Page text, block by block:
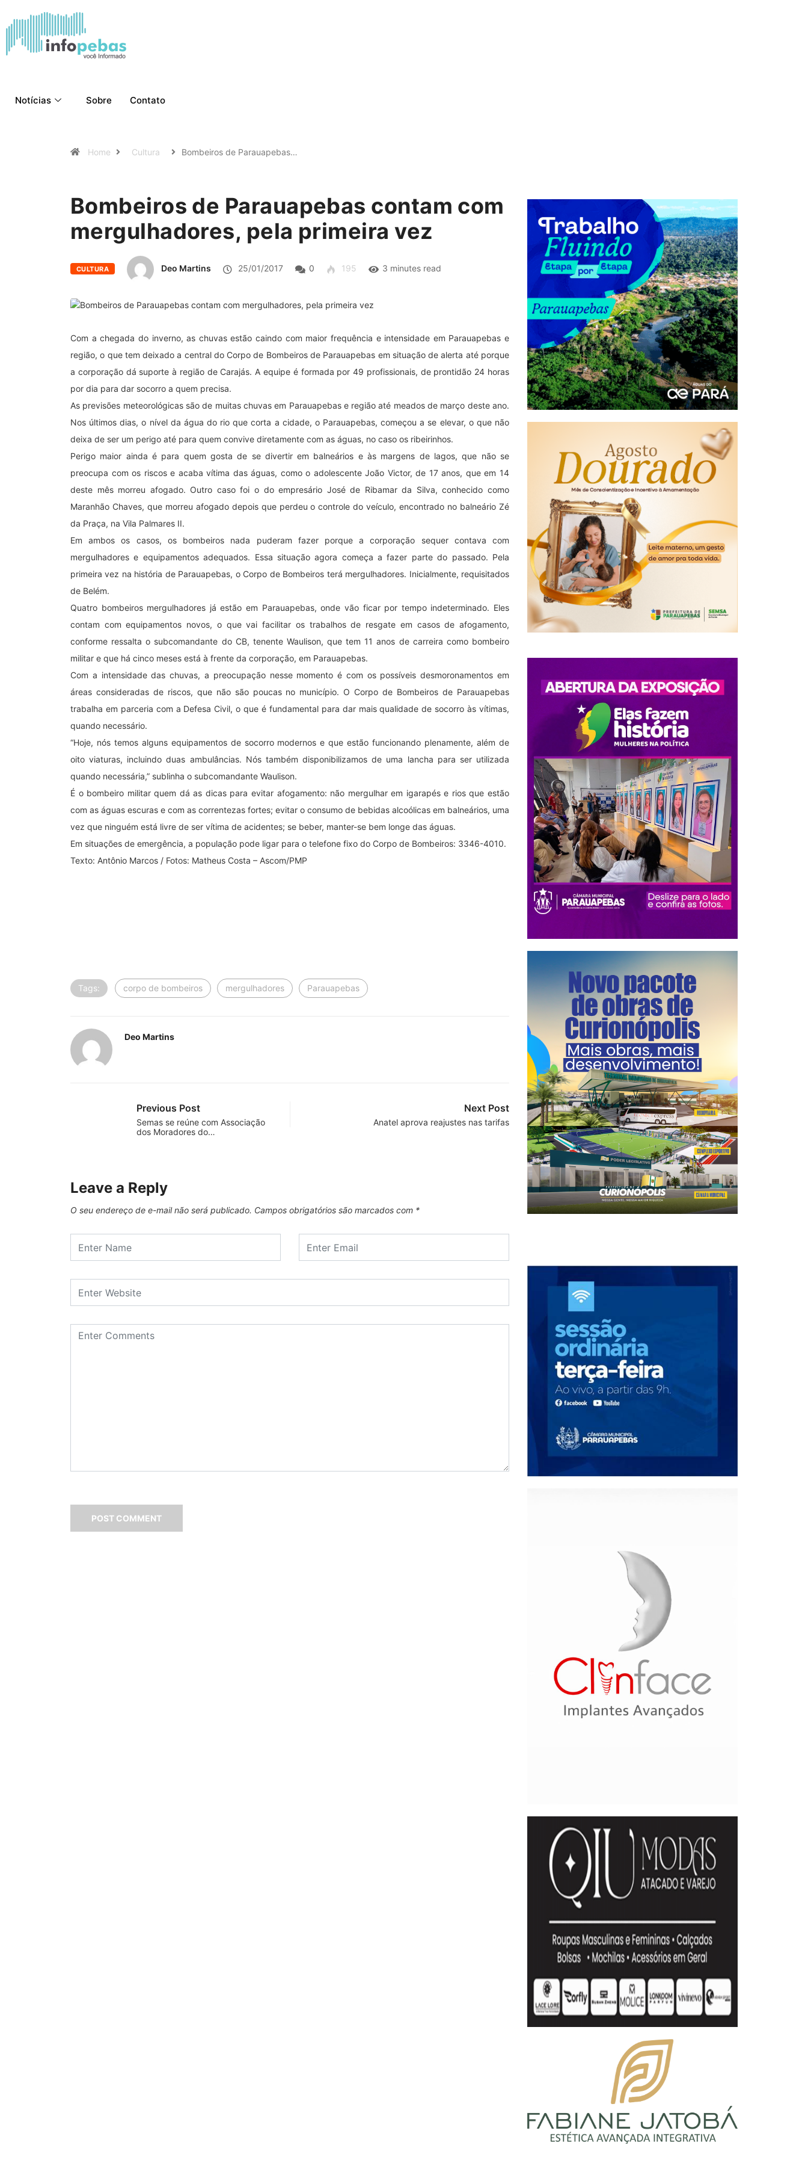
Notícias Sobre Contato
Home Cultura Bombeiros de Parauapebas…
Bombeiros de Parauapebas contam com
mergulhadores, pela primeira vez
CULTURA Deo Martins 25/01/2017 0 195 3 minutes read
Com a chegada do inverno, as chuvas estão caindo com maior frequência e intensidade em Parauapebas e
região, o que tem deixado a central do Corpo de Bombeiros de Parauapebas em situação de alerta até porque
a corporação dá suporte à região de Carajás. A equipe é formada por 49 profissionais, de prontidão 24 horas
por dia para dar socorro a quem precisa.
As previsões meteorológicas são de muitas chuvas em Parauapebas e região até meados de março deste ano.
Nos últimos dias, o nível da água do rio que corta a cidade, o Parauapebas, começou a se elevar, o que não
deixa de ser um perigo até para quem convive diretamente com as águas, no caso os ribeirinhos.
Perigo maior ainda é para quem gosta de se divertir em balneários e às margens de lagos, que não se
preocupa com os riscos e acaba vítima das águas, como o adolescente João Victor, de 17 anos, que em 14
deste mês morreu afogado. Outro caso foi o do empresário José de Ribamar da Silva, conhecido como
Maranhão Chaves, que morreu afogado depois que perdeu o controle do veículo, encontrado no balneário Zé
da Praça, na Vila Palmares II.
Em ambos os casos, os bombeiros nada puderam fazer porque a corporação sequer contava com
mergulhadores e equipamentos adequados. Essa situação agora começa a fazer parte do passado. Pela
primeira vez na história de Parauapebas, o Corpo de Bombeiros terá mergulhadores. Inicialmente, requisitados
de Belém.
Quatro bombeiros mergulhadores já estão em Parauapebas, onde vão ficar por tempo indeterminado. Eles
contam com equipamentos novos, o que vai facilitar os trabalhos de resgate em casos de afogamento,
conforme ressalta o subcomandante do CB, tenente Waulison, que tem 11 anos de carreira como bombeiro
militar e que há cinco meses está à frente da corporação, em Parauapebas.
Com a intensidade das chuvas, a preocupação nesse momento é com os possíveis desmoronamentos em
áreas consideradas de riscos, que não são poucas no município. O Corpo de Bombeiros de Parauapebas
trabalha em parceria com a Defesa Civil, o que é fundamental para dar mais qualidade de socorro às vítimas,
quando necessário.
“Hoje, nós temos alguns equipamentos de socorro modernos e que estão funcionando plenamente, além de
oito viaturas, incluindo duas ambulâncias. Nós também disponibilizamos de uma lancha para ser utilizada
quando necessária,” sublinha o subcomandante Waulison.
É o bombeiro militar quem dá as dicas para evitar afogamento: não mergulhar em igarapés e rios que estão
com as águas escuras e com as correntezas fortes; evitar o consumo de bebidas alcoólicas em balneários, uma
vez que ninguém está livre de ser vítima de acidentes; se beber, manter-se bem longe das águas.
Em situações de emergência, a população pode ligar para o telefone fixo do Corpo de Bombeiros: 3346-4010.
Texto: Antônio Marcos / Fotos: Matheus Costa – Ascom/PMP
Tags: corpo de bombeiros mergulhadores Parauapebas
Deo Martins
Previous Post
Semas se reúne com Associação
dos Moradores do…
Next Post
Anatel aprova reajustes nas tarifas
Leave a Reply
O seu endereço de e-mail não será publicado. Campos obrigatórios são marcados com *